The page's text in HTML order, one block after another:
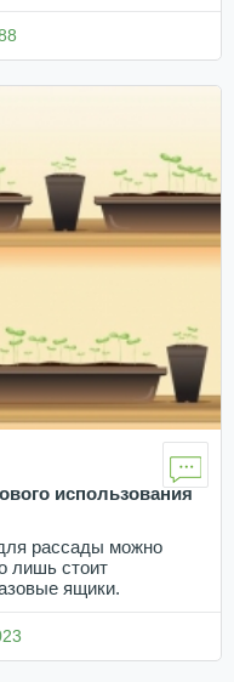
использования
рассады можно
лишь стоит
ящики.